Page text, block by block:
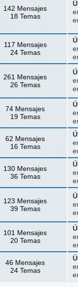
142 Mensajes
18 Temas
117 Mensajes
24 Temas
261 Mensajes
26 Temas
74 Mensajes
19 Temas
62 Mensajes
16 Temas
130 Mensajes
36 Temas
123 Mensajes
39 Temas
101 Mensajes
20 Temas
46 Mensajes
24 Temas